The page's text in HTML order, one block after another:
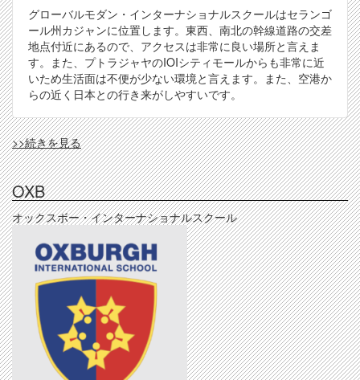
グローバルモダン・インターナショナルスクールはセランゴ
ール州カジャンに位置します。東西、南北の幹線道路の交差
地点付近にあるので、アクセスは非常に良い場所と言えま
す。また、プトラジャヤのIOIシティモールからも非常に近
いため生活面は不便が少ない環境と言えます。また、空港か
らの近く日本との行き来がしやすいです。
GMIS
の
>>続きを見る
OXB
オックスボー・インターナショナルスクール